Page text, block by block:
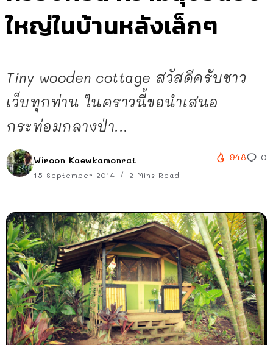
ใหญ่ในบ้านหลังเล็กๆ
Tiny wooden cottage สวัสดีครับชาว
เว็บทุกท่าน ในคราวนี้ขอนำเสนอ
กระท่อมกลางป่า...
Wiroon Kaewkamonrat
15 September 2014 2 Mins Read
948 0